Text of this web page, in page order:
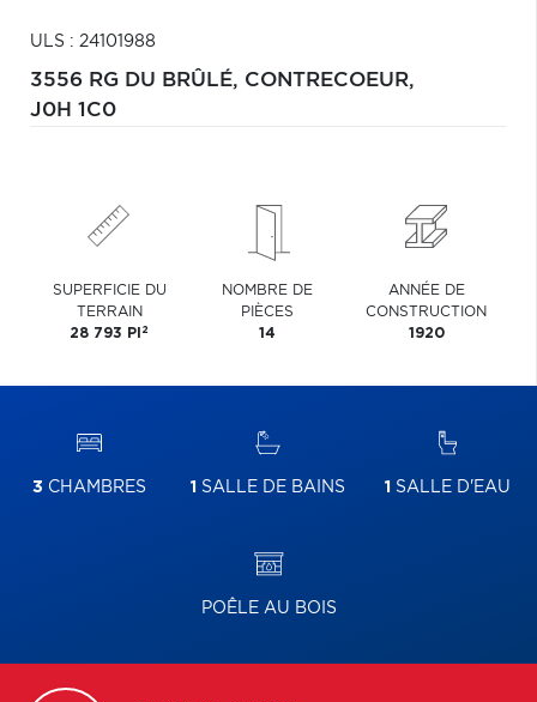
ULS : 24101988
3556 RG DU BRÛLÉ, CONTRECOEUR,
J0H 1C0
SUPERFICIE DU
TERRAIN
28 793 PI 2
NOMBRE DE
PIÈCES
14
ANNÉE DE
CONSTRUCTION
1920
3 CHAMBRES 1 SALLE DE BAINS 1 SALLE D'EAU
POÊLE AU BOIS